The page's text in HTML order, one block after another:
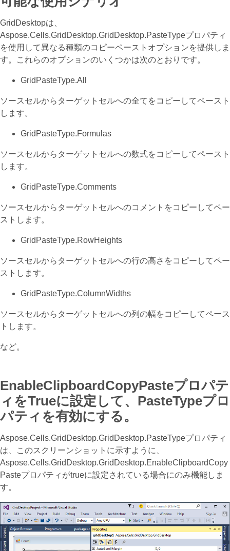
GridDesktopは、
Aspose.Cells.GridDesktop.GridDesktop.PasteTypeプロパティ
を使用して異なる種類のコピーペーストオプションを提供しま
す。これらのオプションのいくつかは次のとおりです。
GridPasteType.All
ソースセルからターゲットセルへの全てをコピーしてペースト
します。
GridPasteType.Formulas
ソースセルからターゲットセルへの数式をコピーしてペースト
します。
GridPasteType.Comments
ソースセルからターゲットセルへのコメントをコピーしてペー
ストします。
GridPasteType.RowHeights
ソースセルからターゲットセルへの行の高さをコピーしてペー
ストします。
GridPasteType.ColumnWidths
ソースセルからターゲットセルへの列の幅をコピーしてペース
トします。
など。
EnableClipboardCopyPasteプロパテ
ィをTrueに設定して、PasteTypeプロ
パティを有効にする。
Aspose.Cells.GridDesktop.GridDesktop.PasteTypeプロパティ
は、このスクリーンショットに示すように、
Aspose.Cells.GridDesktop.GridDesktop.EnableClipboardCopy
Pasteプロパティがtrueに設定されている場合にのみ機能しま
す。